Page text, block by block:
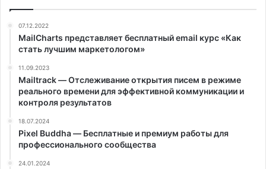
07.12.2022
MailCharts представляет бесплатный email курс «Как
стать лучшим маркетологом»
11.09.2023
Mailtrack — Отслеживание открытия писем в режиме
реального времени для эффективной коммуникации и
контроля результатов
18.07.2024
Pixel Buddha — Бесплатные и премиум работы для
профессионального сообщества
24.01.2024